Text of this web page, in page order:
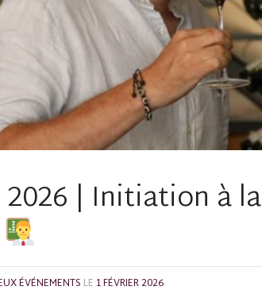
| Initiation à la
ÉVÉNEMENTS LE 1 FÉVRIER 2026